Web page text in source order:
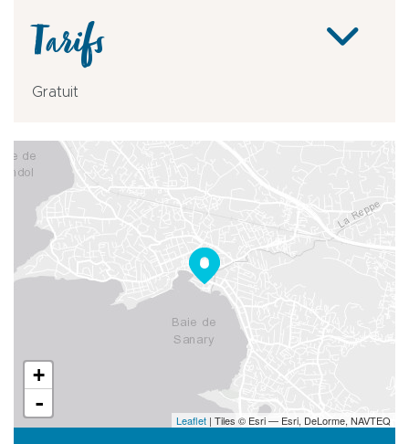
Tarifs
Gratuit
+
-
Leaflet | Tiles © Esri — Esri, DeLorme, NAVTEQ